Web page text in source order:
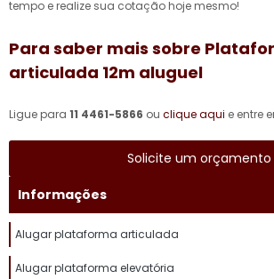
tempo e realize sua cotação hoje mesmo!
Para saber mais sobre
articulada 12m aluguel
Ligue para 11 4461-5866 ou clique aqui e entre
Solicite um orçamento
Informações
Alugar plataforma articulada
Alugar plataforma elevatória